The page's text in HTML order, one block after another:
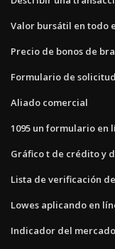
Valor bursátil en todo
Precio de bonos de
Formulario de
Aliado comercial
1095 un formulario en
Gráfico t de crédito y
Lista de verificación
Lowes aplicando en
Indicador del